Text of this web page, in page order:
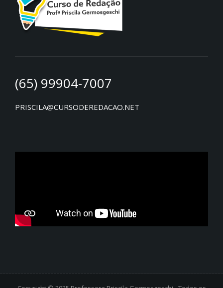
(65) 99904-7007
PRISCILA@CURSODEREDACAO.NET